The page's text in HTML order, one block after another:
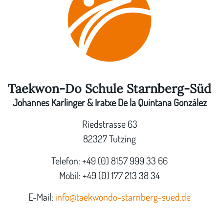
Taekwon-Do Schule Starnberg-Süd
Johannes Karlinger & Iratxe De la Quintana González
Riedstrasse 63
82327 Tutzing
Telefon: +49 (0) 8157 999 33 66
Mobil: +49 (0) 177 213 38 34
E-Mail: info@taekwondo-starnberg-sued.de